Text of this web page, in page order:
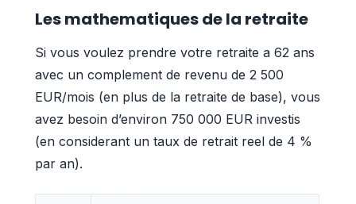
Les mathematiques de la retraite
Si vous voulez prendre votre retraite a 62 ans
avec un complement de revenu de 2 500
EUR/mois (en plus de la retraite de base), vous
avez besoin d’environ 750 000 EUR investis
(en considerant un taux de retrait reel de 4 %
par an).